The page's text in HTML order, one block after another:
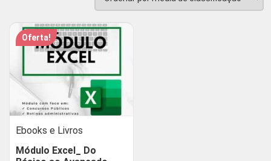
Oferta!
Ebooks e Livros
Módulo Excel_ Do